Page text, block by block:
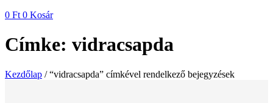
0 Ft 0 Kosár
Címke: vidracsapda
Kezdőlap / “vidracsapda” címkével rendelkező bejegyzések